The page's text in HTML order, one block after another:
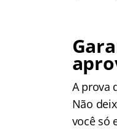
A prova
Não
você só